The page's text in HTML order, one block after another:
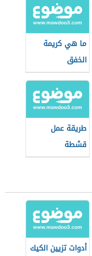
ما هي كريمة
الخفق
طريقة عمل
قشطة
أدوات تزيين الكيك